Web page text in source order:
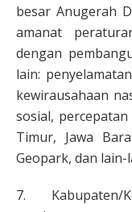
besar Anugerah
amanat
dengan
lain:
kewirausahaan
sosial,
Timur, Jawa
Geopark, dan lain-
7.